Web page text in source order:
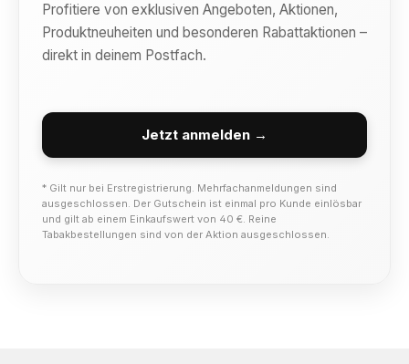
Profitiere von exklusiven Angeboten, Aktionen,
Produktneuheiten und besonderen Rabattaktionen –
direkt in deinem Postfach.
Jetzt anmelden →
* Gilt nur bei Erstregistrierung. Mehrfachanmeldungen sind
ausgeschlossen. Der Gutschein ist einmal pro Kunde einlösbar
und gilt ab einem Einkaufswert von 40 €. Reine
Tabakbestellungen sind von der Aktion ausgeschlossen.